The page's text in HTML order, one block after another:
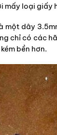
mấy loại giấy
một dây
chỉ có các
bền hơn.